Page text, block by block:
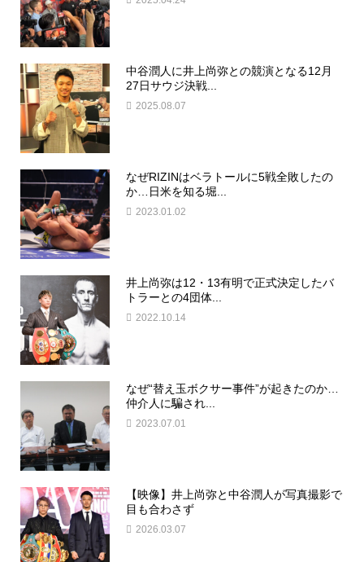
中谷潤人に井上尚弥との競演となる12月
27日サウジ決戦...
2025.08.07
なぜRIZINはベラトールに5戦全敗したの
か…日米を知る堀...
2023.01.02
井上尚弥は12・13有明で正式決定したバ
トラーとの4団体...
2022.10.14
なぜ“替え玉ボクサー事件”が起きたのか…
仲介人に騙され...
2023.07.01
【映像】井上尚弥と中谷潤人が写真撮影で
目も合わさず
2026.03.07